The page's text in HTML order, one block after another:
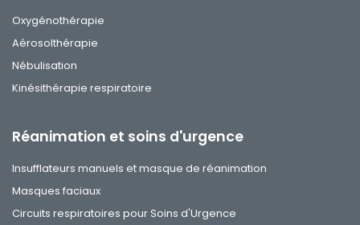
Oxygénothérapie
Aérosolthérapie
Nébulisation
Kinésithérapie respiratoire
Réanimation et soins d'urgence
Insufflateurs manuels et masque de réanimation
Masques faciaux
Circuits respiratoires pour Soins d'Urgence